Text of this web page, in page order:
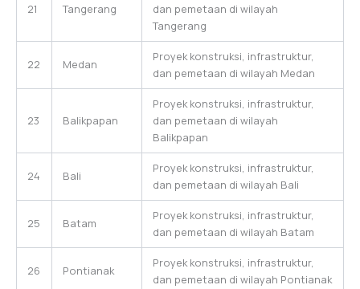
21 Tangerang
dan pemetaan di wilayah
Tangerang
22 Medan
Proyek konstruksi, infrastruktur,
dan pemetaan di wilayah Medan
23 Balikpapan
Proyek konstruksi, infrastruktur,
dan pemetaan di wilayah
Balikpapan
24 Bali
Proyek konstruksi, infrastruktur,
dan pemetaan di wilayah Bali
25 Batam
Proyek konstruksi, infrastruktur,
dan pemetaan di wilayah Batam
26 Pontianak
Proyek konstruksi, infrastruktur,
dan pemetaan di wilayah Pontianak